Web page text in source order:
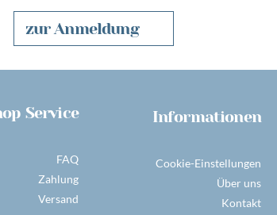
zur Anmeldung
Service
FAQ
Zahlung
Versand
Informationen
Cookie-Einstellungen
Über uns
Kontakt